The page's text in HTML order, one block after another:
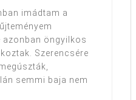
imádtam a
azonban öngyilkos
Szerencsére
semmi baja nem